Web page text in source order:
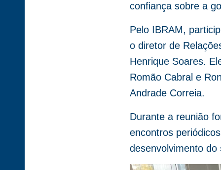
confiança sobre a
Pelo IBRAM,
o diretor de
Henrique Soares.
Romão Cabral e
Andrade Correia.
Durante a reunião
encontros
desenvolvimento do